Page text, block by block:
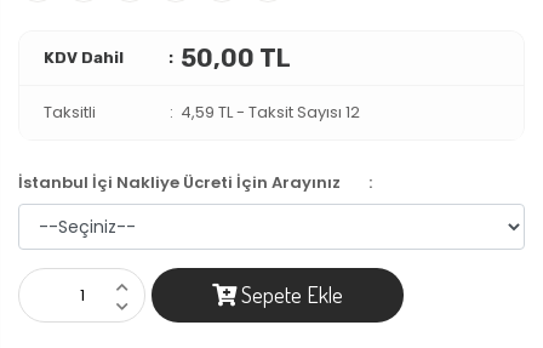
KDV Dahil 50,00 TL
Taksitli 4,59 TL- Taksit Sayısı 12
İstanbul İçi Nakliye Ücreti İçin Arayınız :
Sepete Ekle